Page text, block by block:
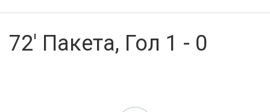
О сайте
72' Пакета, Гол 1 - 0